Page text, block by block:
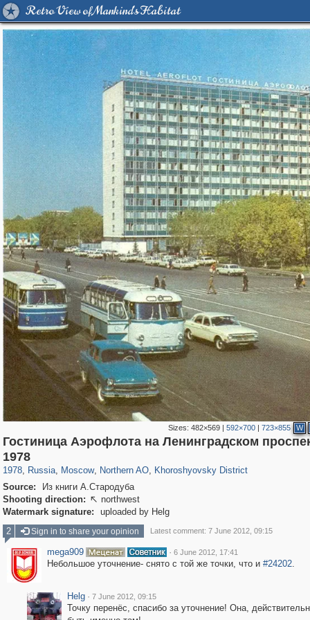
Retro View of Mankind's Habitat
Sizes:482×569 |592×700 |723×855 W
Гостиница Аэрофлота на Ленинградском
1978
1978, Russia, Moscow
319,878
, Northern AO, Khoroshyovsky District
Source:
Из книги А.Стародуба
Shooting direction:  northwest
Watermark signature:
uploaded by Helg
2
Sign in to share your opinion Latest comment: 7 June 2012, 09:15
mega909 · 6 June 2012, 17:41
Небольшое уточнение- снято с той же точки, что и #24202.
Helg · 7 June 2012, 09:15
Точку перенёс, спасибо за уточнение! Она,